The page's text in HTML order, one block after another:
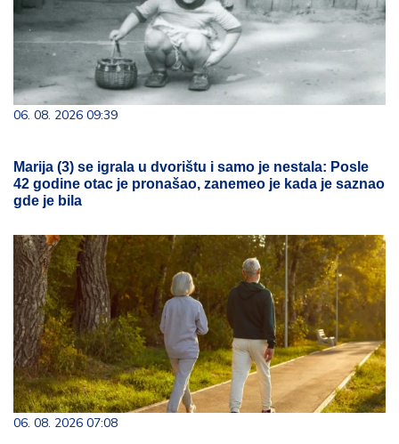
06. 08. 2026 09:39
Marija (3) se igrala u dvorištu i samo je nestala: Posle
42 godine otac je pronašao, zanemeo je kada je saznao
gde je bila
06. 08. 2026 07:08